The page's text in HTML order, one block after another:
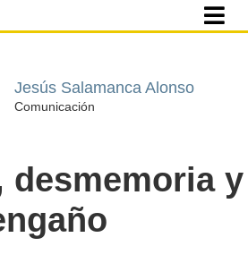
Jesús Salamanca Alonso
Comunicación
desmemoria y